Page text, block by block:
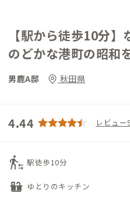
【駅から徒歩10分】
のどかな港町の昭和
男鹿A邸 秋田県
4.44 レビュー
transfer_within_a_station 駅徒歩10分
countertops ゆとりのキッチン